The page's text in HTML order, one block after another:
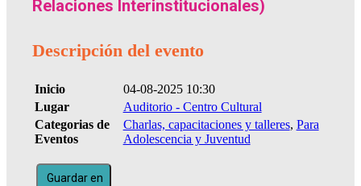
Relaciones Interinstitucionales)
Descripción del evento
Inicio
04-08-2025 10:30
Lugar
Auditorio - Centro Cultural
Categorias de
Eventos
Charlas, capacitaciones y talleres, Para
Adolescencia y Juventud
Guardar en